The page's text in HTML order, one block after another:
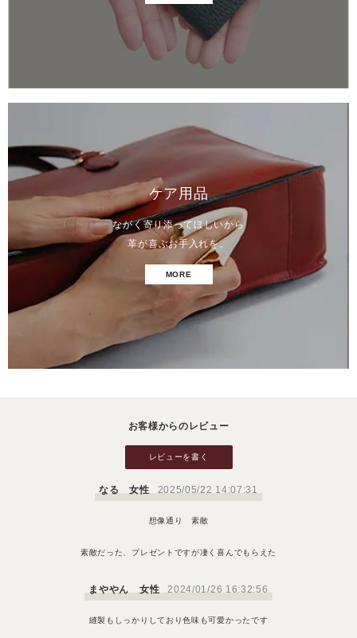
ケア用品
ながく寄り添ってほしいから
革が喜ぶお手入れを。
MORE
お客様からのレビュー
レビューを書く
なる 女性 2025/05/22 14:07:31
想像通り 素敵
素敵だった、プレゼントですが凄く喜んでもらえた
まややん 女性 2024/01/26 16:32:56
縫製もしっかりしており色味も可愛かったです